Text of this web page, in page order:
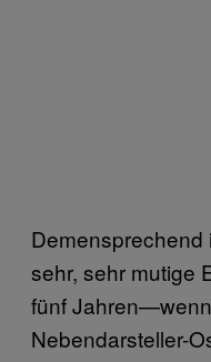
sehr, sehr mutige
fünf
Nebendarsteller-